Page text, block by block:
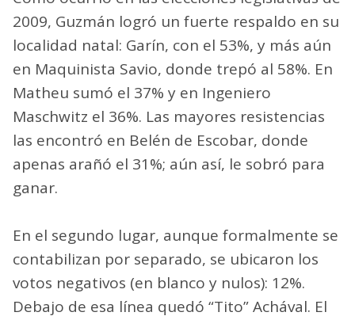
2009, Guzmán logró un fuerte respaldo en su
localidad natal: Garín, con el 53%, y más aún
en Maquinista Savio, donde trepó al 58%. En
Matheu sumó el 37% y en Ingeniero
Maschwitz el 36%. Las mayores resistencias
las encontró en Belén de Escobar, donde
apenas arañó el 31%; aún así, le sobró para
ganar.
En el segundo lugar, aunque formalmente se
contabilizan por separado, se ubicaron los
votos negativos (en blanco y nulos): 12%.
Debajo de esa línea quedó “Tito” Achával. El